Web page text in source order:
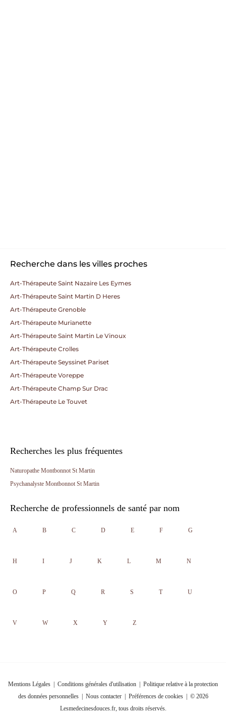
Recherche dans les villes proches
Art-Thérapeute Saint Nazaire Les Eymes
Art-Thérapeute Saint Martin D Heres
Art-Thérapeute Grenoble
Art-Thérapeute Murianette
Art-Thérapeute Saint Martin Le Vinoux
Art-Thérapeute Crolles
Art-Thérapeute Seyssinet Pariset
Art-Thérapeute Voreppe
Art-Thérapeute Champ Sur Drac
Art-Thérapeute Le Touvet
Recherches les plus fréquentes
Naturopathe Montbonnot St Martin
Psychanalyste Montbonnot St Martin
Recherche de professionnels de santé par nom
A B C D E F G
H I J K L M N
O P Q R S T U
V W X Y Z
Mentions Légales Conditions générales d'utilisation
Politique relative à la protection
des données personnelles| Nous contacter| Préférences de cookies| © 2026
Lesmedecinesdouces.fr, tous droits réservés.